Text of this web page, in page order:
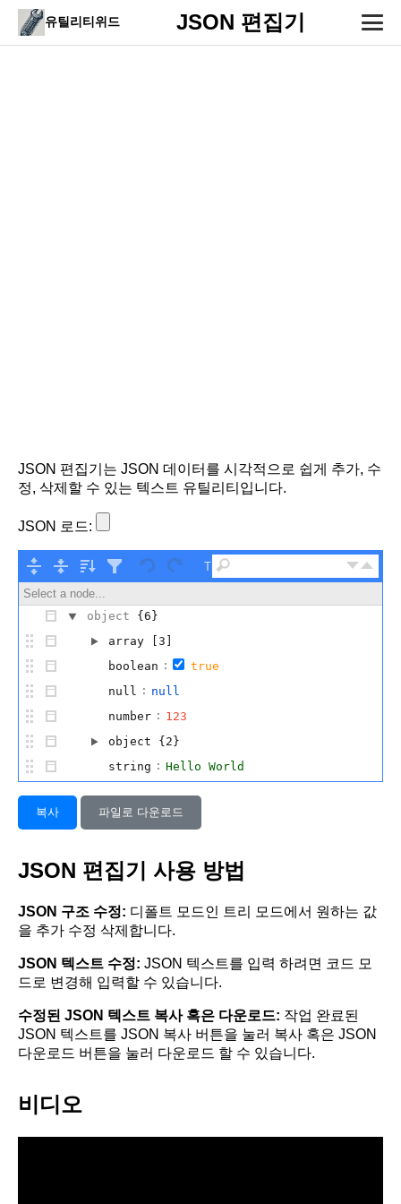
유틸리티위드 JSON 편집기
JSON 편집기는 JSON 데이터를 시각적으로 쉽게 추가, 수
정, 삭제할 수 있는 텍스트 유틸리티입니다.
JSON 로드:
Tree ▾
Select a node...
object
{6}
array
[3]
boolean :
true
null : null
number : 123
object
{2}
string : Hello World
복사 파일로 다운로드
JSON 편집기 사용 방법
JSON 구조 수정: 디폴트 모드인 트리 모드에서 원하는 값
을 추가 수정 삭제합니다.
JSON 텍스트 수정: JSON 텍스트를 입력 하려면 코드 모
드로 변경해 입력할 수 있습니다.
수정된 JSON 텍스트 복사 혹은 다운로드: 작업 완료된
JSON 텍스트를 JSON 복사 버튼을 눌러 복사 혹은 JSON
다운로드 버튼을 눌러 다운로드 할 수 있습니다.
비디오